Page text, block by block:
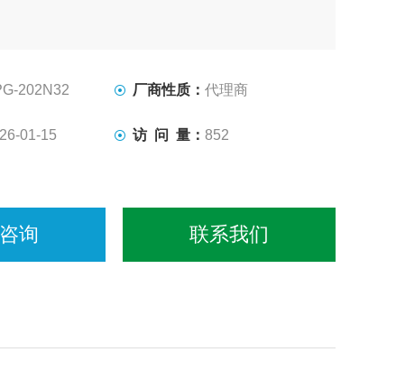
202N32 厂商性质： 代理商
01-15 访 问 量： 852
询 联系我们